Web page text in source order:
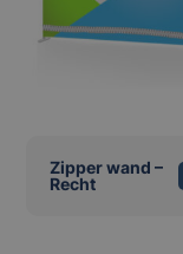
Zipper wand –
Recht